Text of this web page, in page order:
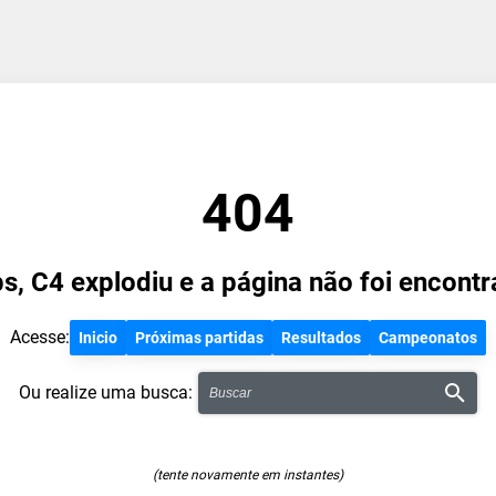
404
C4 explodiu e a página não foi
Acesse: Inicio Próximas partidas Resultados Campeonatos
Ou realize uma busca:
(tente novamente em instantes)